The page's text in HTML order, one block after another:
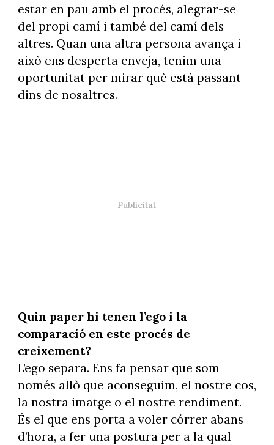
estar en pau amb el procés, alegrar-se
del propi camí i també del camí dels
altres. Quan una altra persona avança i
això ens desperta enveja, tenim una
oportunitat per mirar què està passant
dins de nosaltres.
Quin paper hi tenen l’ego i la
comparació en este procés de
creixement?
L’ego separa. Ens fa pensar que som
només allò que aconseguim, el nostre cos,
la nostra imatge o el nostre rendiment.
És el que ens porta a voler córrer abans
d’hora, a fer una postura per a la qual